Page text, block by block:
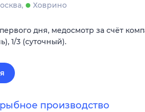
Ховрино
дня, медосмотр за счёт
1/3 (суточный).
производство